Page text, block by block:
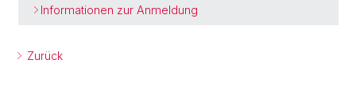
Informationen zur Anmeldung
Zurück